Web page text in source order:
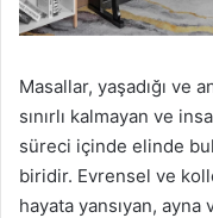
Masallar, yaşadığı ve
sınırlı kalmayan ve
süreci içinde elinde
biridir. Evrensel ve
hayata yansıyan,